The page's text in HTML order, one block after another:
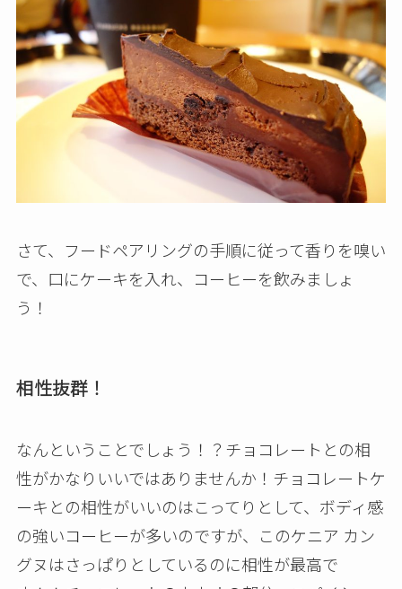
さて、フードペアリングの手順に従って香りを嗅い
で、口にケーキを入れ、コーヒーを飲みましょ
う！
相性抜群！
なんということでしょう！？チョコレートとの相
性がかなりいいではありませんか！チョコレートケ
ーキとの相性がいいのはこってりとして、ボディ感
の強いコーヒーが多いのですが、このケニア カン
グヌはさっぱりとしているのに相性が最高で